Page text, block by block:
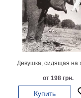
работы
Девушка, сидящая на
от 198 грн.
Купить